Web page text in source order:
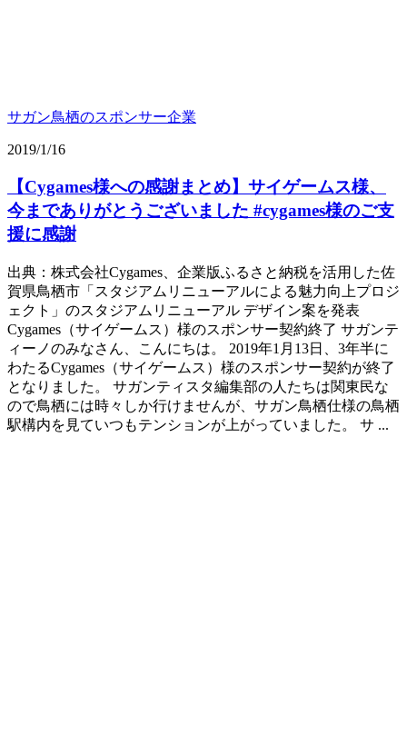
サガン鳥栖のスポンサー企業
2019/1/16
【Cygames様への感謝まとめ】サイゲームス様、
今までありがとうございました #cygames様のご支
援に感謝
出典：株式会社Cygames、企業版ふるさと納税を活用した佐
賀県鳥栖市「スタジアムリニューアルによる魅力向上プロジ
ェクト」のスタジアムリニューアル デザイン案を発表
Cygames（サイゲームス）様のスポンサー契約終了 サガンテ
ィーノのみなさん、こんにちは。 2019年1月13日、3年半に
わたるCygames（サイゲームス）様のスポンサー契約が終了
となりました。 サガンティスタ編集部の人たちは関東民な
ので鳥栖には時々しか行けませんが、サガン鳥栖仕様の鳥栖
駅構内を見ていつもテンションが上がっていました。 サ ...